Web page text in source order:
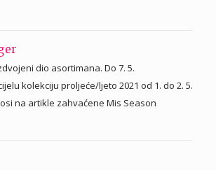
dio asortimana. Do 7. 5.
kolekciju proljeće/ljeto 2021 od 1. do 2. 5.
na artikle zahvaćene Mis Season